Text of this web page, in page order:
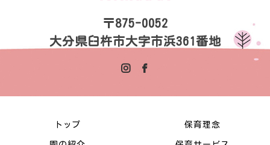
〒875-0052
大分県臼杵市大字市浜361番地
トップ 保育理念